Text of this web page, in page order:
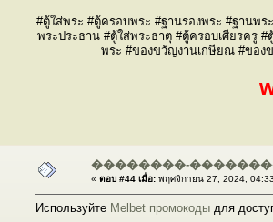
#ตู้ใส่พระ #ตู้ครอบพระ #ฐานรองพระ #ฐานพ
พระประธาน #ตู้ใส่พระธาตุ #ตู้ครอบเศียรครู
พระ #ของขวัญงานเกษียณ #ของ
��������-
« ตอบ #44 เมื่อ: พฤศจิกายน 27, 2024,
Используйте Melbet промокоды для